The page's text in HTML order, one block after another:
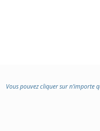
Vous pouvez cliquer sur